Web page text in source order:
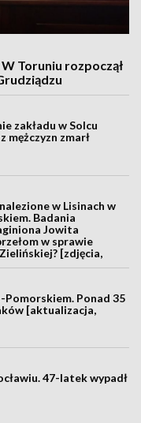
Toruniu rozpoczął
zakładu w Solcu
mężczyzn zmarł
w Lisinach w
Badania
Jowita
w sprawie
[zdjęcia,
Pomorskiem. Ponad 35
[aktualizacja,
47-latek wypadł